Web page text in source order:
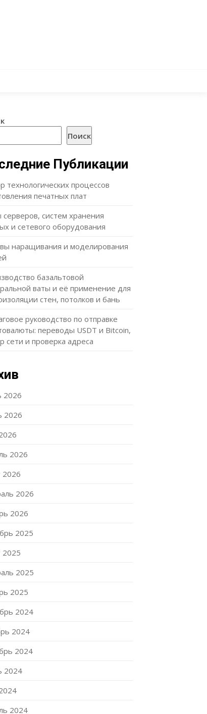
Поиск
Публикации
технологических процессов
печатных плат
систем хранения
и сетевого оборудования
наращивания и моделирования
базальтовой
ваты и её применение для
стен, потолков и бань
руководство по отправке
переводы USDT и Bitcoin,
сети и проверка адреса
2026
2026
2026
2026
2026
2026
2025
2025
2025
2025
2024
2024
2024
2024
2024